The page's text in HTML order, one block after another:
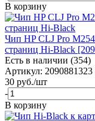
В корзину
Чип HP CLJ Pro
страниц Hi-Black
Есть в наличии (354)
Артикул: 2090881323
30 руб./шт
-
В корзину